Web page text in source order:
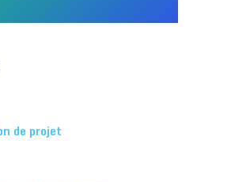
de projet